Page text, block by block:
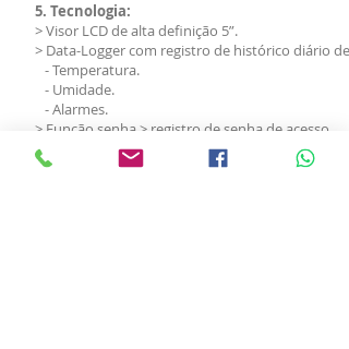
5. Tecnologia:
> Visor LCD de alta definição 5”.
> Data-Logger com registro de histórico diário de:
- Temperatura.
- Umidade.
- Alarmes.
> Função senha > registro de senha de acesso.
> Portabilidade de dados > via pen-drive.